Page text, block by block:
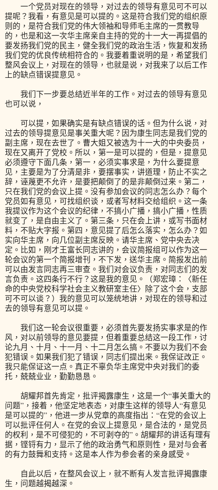
一个党员对现在的领导，对过去的领导有意见可不可以
提呢？我看，有意见是可以提的。这是符合我们党的组织原
则的，是符合我们党的伟大领袖和导师毛主席的一贯教导
的，也是和这一次华主席亲自主持的党的十一大一再提倡的
要发扬我们党的民主，健全我们党的政治生活，恢复和发扬
我们党的优良传统相符合的。我要着重说明的是，希望我们
整风会议上，对现在的领导，也就是说，对我来了以后工作
上的缺点错误提意见。
我们下一步要总结近半年的工作。对过去的领导有意见
也可以说，
可以提，如果确实是有缺点错误的话。但为什么说，对
过去的领导提意见是事关重大呢？因为康生同志是我们党的
副主席，现在去世了。曹大姐又被选为十一大的中央委员，
现在又离开了党校。所以，第一是可以提的，但是，提意见
必须遵守下面几条，第一，必须实事求是，为什么要提意
见，主要是为了分清是非，要摆事实，讲道理，防止不实之
辞，诬蔑更不允许，是要把颠倒了的是非颠倒过来。第二，
只在我们党的会议上提。没有参加会议的同志怎么办？每个
党员如有意见，可找组织谈，或者写材料交给组织。这一条
我提议作为这个会议的纪律，不搞小广播，搞小广播，性质
就变了，是自由主义了。第三条，只在会上讲，或写书面材
料，不贴大字报。第四，意见提了后怎么落实，怎么办？如
实向华主席，向几位副主席反映。请华主席、党中央去决
定。比如，刚才王富长同志讲的，会议简报组可以作为这一
轮会议的第一个简报增刊，不下发，送华主席。简报发出前
可以由发言同志再三审查。我们对会议负责，对同志们的发
言负责。这四条行不行？这是我的意见。（郑宏璋：〈新任
命的中央党校科学社会主义教研室主任〉除了这个会，支部
可不可以谈？）我的意见可以笼统地讲，对现在的领导和过
去的领导有意见可以提。
我们这一轮会议很重要，必须首先要发扬实事求是的作
风，对以前领导的意见要提，但着重要总结这一段工作，讨
论九月、十月、十一月、十二月怎么搞。不要以为我们不会
犯错误。如果我们犯了错误，同志们提出来。我保证改正。
我只能保证这一点。真正不辜负华主席党中央对我们的委
托，兢兢业业，勤勤恳恳。
胡耀邦首先肯定，批评揭露康生，这是一个“事关重大的
问题”，接着，他坚定地表态，对康生这样的领导人“有意见
是可以提的”，他进一步从党章的高度指出：“在党的会议上
可以批评任何人。在党的会议上提意见，是合法的，是党员
的权利，是不可侵犯的，不可剥夺的”。胡耀邦的讲话有理有
据，铿锊有力，显示了他的政治勇气和原则性，是对与会者
的有力鼓舞和支持。这是本人作为参会者的亲身感受。
自此以后，在整风会议上，就不断有人发言批评揭露康
生，问题越揭越深。